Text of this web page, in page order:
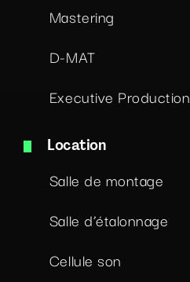
Mastering
D-MAT
Executive Production
Location
Salle de montage
Salle d’étalonnage
Cellule son